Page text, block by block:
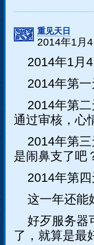
重见天日
2014年1月4
2014年1月
2014年第
2014年第
通过审核，心
2014年第
是闹鼻支了吧
2014年第
这一年还能
好歹服务器
了，就算是最